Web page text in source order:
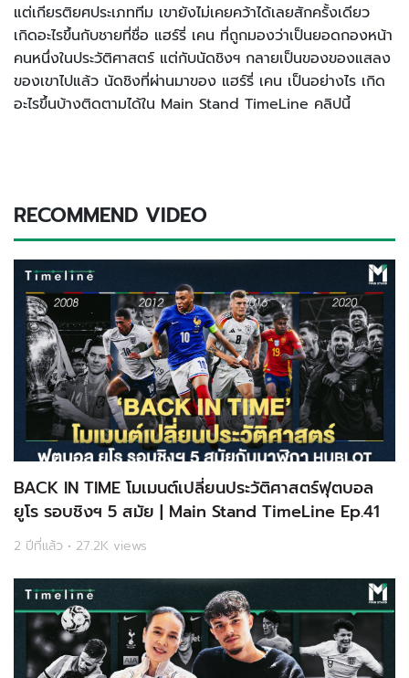
แต่เกียรติยศประเภททีม เขายังไม่เคยคว้าได้เลยสักครั้งเดียว
เกิดอะไรขึ้นกับชายที่ชื่อ แฮร์รี่ เคน ที่ถูกมองว่าเป็นยอดกองหน้า
คนหนึ่งในประวัติศาสตร์ แต่กับนัดชิงฯ กลายเป็นของของแสลง
ของเขาไปแล้ว นัดชิงที่ผ่านมาของ แฮร์รี่ เคน เป็นอย่างไร เกิด
อะไรขึ้นบ้างติดตามได้ใน Main Stand TimeLine คลิปนี้
RECOMMEND VIDEO
BACK IN TIME โมเมนต์เปลี่ยนประวัติศาสตร์ฟุตบอล
ยูโร รอบชิงฯ 5 สมัย | Main Stand TimeLine Ep.41
2 ปีที่แล้ว • 27.2K views